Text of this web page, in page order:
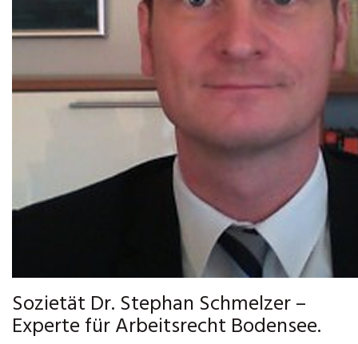
Sozietät Dr. Stephan Schmelzer –
Experte für Arbeitsrecht Bodensee.